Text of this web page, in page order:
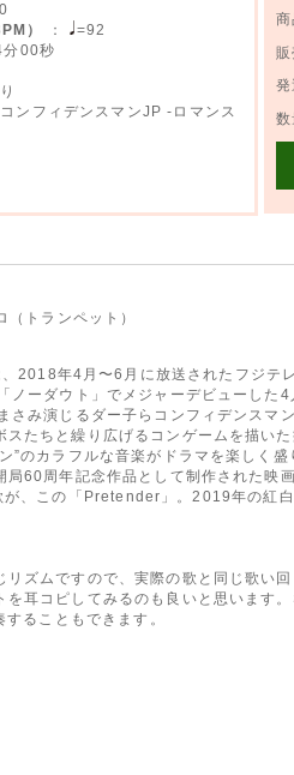
）
：
=92
分00秒
ンフィデンスマンJP -ロマンス
商
販
発
数
トランペット）
2018年4月〜6月に放送されたフジテ
ノーダウト」でメジャーデビューした
さみ演じるダー子らコンフィデンスマ
スたちと繰り広げるコンゲームを描い
”のカラフルな音楽がドラマを楽しく
局60周年記念作品として制作された映
、この「Pretender」。2019年の紅
ズムですので、実際の歌と同じ歌い
を耳コピしてみるのも良いと思います
ることもできます。